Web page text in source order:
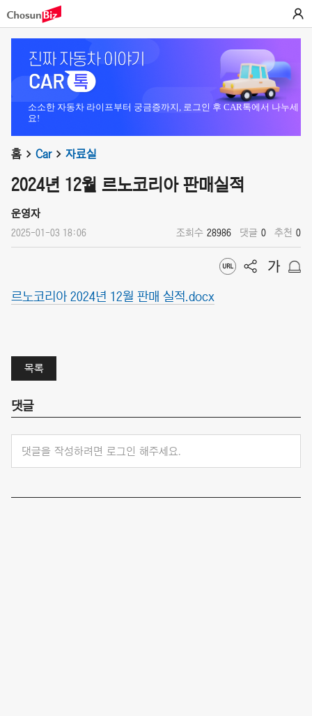
소소한 자동차 라이프부터 궁금증까지, 로그인 후 CAR톡에서 나누세
요!
홈 Car 자료실
2024년 12월 르노코리아 판매실적
운영자
2025-01-03 18:06 조회수 28986 댓글 0 추천 0
르노코리아 2024년 12월 판매 실적.docx
목록
댓글
댓글을 작성하려면 로그인 해주세요.